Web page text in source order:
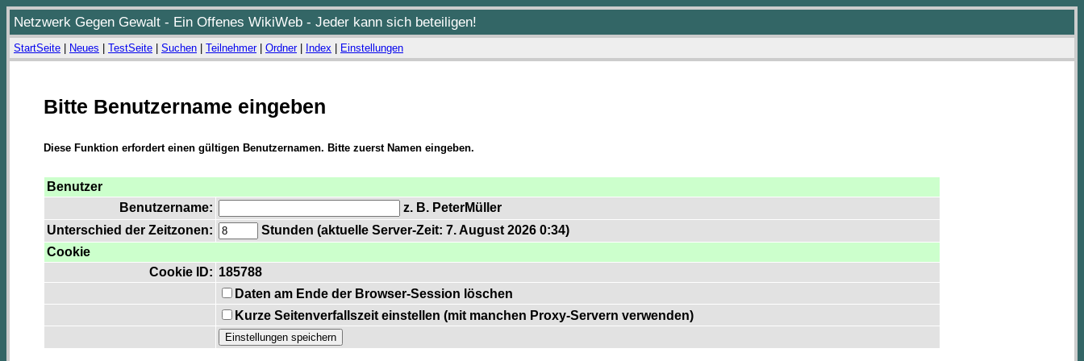
Netzwerk Gegen Gewalt - Ein Offenes WikiWeb - Jeder kann sich beteiligen!
StartSeite Neues TestSeite Suchen Teilnehmer| Ordner| Index Einstellungen
Bitte Benutzername eingeben
Diese Funktion erfordert einen gültigen Benutzernamen. Bitte zuerst Namen eingeben.
Benutzer
Benutzername:
z. B. PeterMüller
Unterschied der Zeitzonen:
Stunden (aktuelle Server-Zeit: 7. August 2026 0:34)
Cookie
Cookie ID: 185788
Daten am Ende der Browser-Session löschen
Kurze Seitenverfallszeit einstellen (mit manchen Proxy-Servern verwenden)